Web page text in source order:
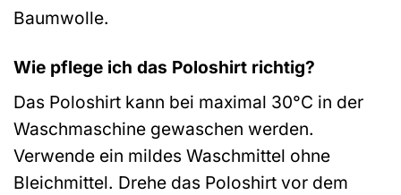
Baumwolle.
Wie pflege ich das Poloshirt richtig?
Das Poloshirt kann bei maximal 30°C in der
Waschmaschine gewaschen werden.
Verwende ein mildes Waschmittel ohne
Bleichmittel. Drehe das Poloshirt vor dem